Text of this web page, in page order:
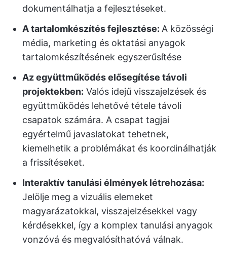
dokumentálhatja a fejlesztéseket.
A tartalomkészítés fejlesztése: A közösségi
média, marketing és oktatási anyagok
tartalomkészítésének egyszerűsítése
Az együttműködés elősegítése távoli
projektekben: Valós idejű visszajelzések és
együttműködés lehetővé tétele távoli
csapatok számára. A csapat tagjai
egyértelmű javaslatokat tehetnek,
kiemelhetik a problémákat és koordinálhatják
a frissítéseket.
Interaktív tanulási élmények létrehozása:
Jelölje meg a vizuális elemeket
magyarázatokkal, visszajelzésekkel vagy
kérdésekkel, így a komplex tanulási anyagok
vonzóvá és megvalósíthatóvá válnak.